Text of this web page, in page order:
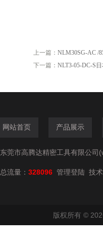
上一篇： NLM30SG-AC /
下一篇： NLT3-05-DC-S
网站首页 产品展示
东莞市高腾达精密工具有限公司
总流量： 328096 管理登陆 技
版权所有 ©